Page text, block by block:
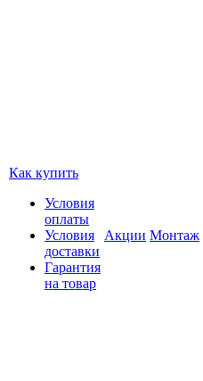
Как купить
Условия
оплаты
Условия
доставки
Гарантия
на товар
Акции Монтаж